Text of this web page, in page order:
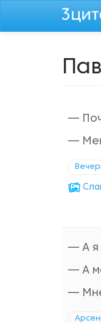
—
—
— А я
— А
—